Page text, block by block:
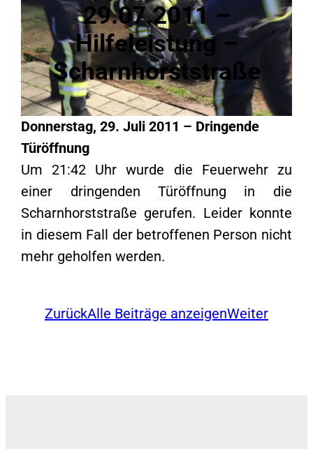
29.07.2011 –
Hilfeleistung –
Scharnhorststraße
Donnerstag, 29. Juli 2011 – Dringende
Türöffnung
Um 21:42 Uhr wurde die Feuerwehr zu
einer dringenden Türöffnung in die
Scharnhorststraße gerufen. Leider konnte
in diesem Fall der betroffenen Person nicht
mehr geholfen werden.
ZurückAlle Beiträge anzeigenWeiter